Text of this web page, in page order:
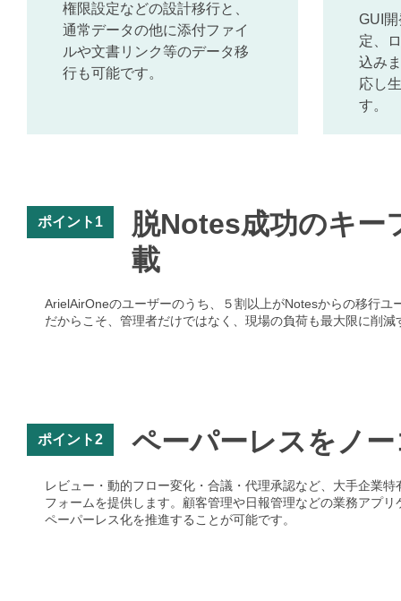
権限設定などの設計移行と、
通常データの他に添付ファイ
ルや文書リンク等のデータ移
行も可能です。
GUI
定、
込み
応し
す。
ポイント1
脱Notes成功のキー
載
ArielAirOneのユーザーのうち、５割以上がNotesからの移行
だからこそ、管理者だけではなく、現場の負荷も最大限に削減
ポイント2 ペーパーレスをノ
レビュー・動的フロー変化・合議・代理承認など、大手企業
フォームを提供します。顧客管理や日報管理などの業務アプ
ペーパーレス化を推進することが可能です。